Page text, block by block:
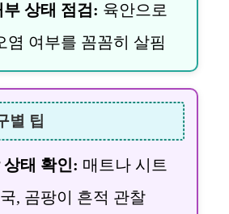
상태 점검: 육안으로
염 여부를 꼼꼼히 살핌
별 팁
태 확인: 매트나 시트
, 곰팡이 흔적 관찰